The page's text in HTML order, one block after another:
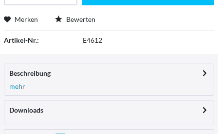
Merken Bewerten
Artikel-Nr.: E4612
Beschreibung
mehr
Downloads